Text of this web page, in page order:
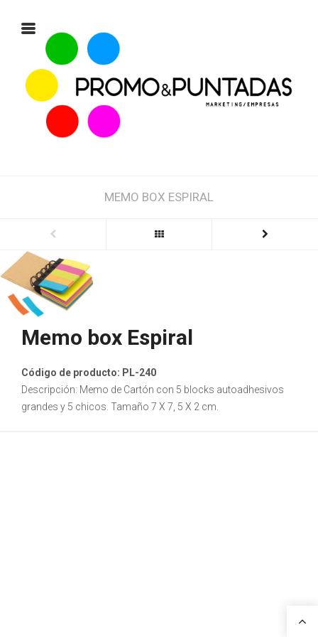
MEMO BOX ESPIRAL
Memo box Espiral
Código de producto: PL-240
Descripción: Memo de Cartón con 5 blocks autoadhesivos
grandes y 5 chicos. Tamaño 7 X 7, 5 X 2 cm.